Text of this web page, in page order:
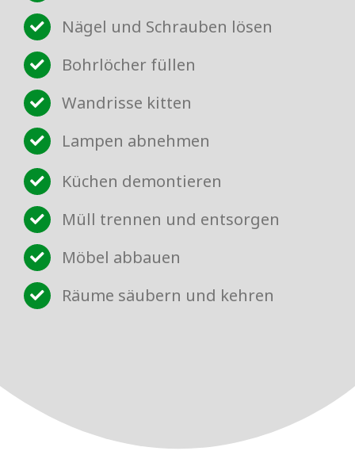
Nägel und Schrauben lösen
Bohrlöcher füllen
Wandrisse kitten
Lampen abnehmen
Küchen demontieren
Müll trennen und entsorgen
Möbel abbauen
Räume säubern und kehren